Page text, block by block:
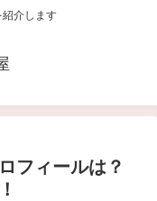
介します
フィールは？